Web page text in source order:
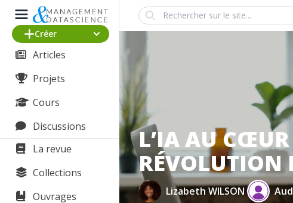
Créer
Articles
Projets
Cours
Discussions
La revue
Collections
Ouvrages
Search
L’IA AU CŒUR
RÉVOLUTION
Lizabeth WILSON